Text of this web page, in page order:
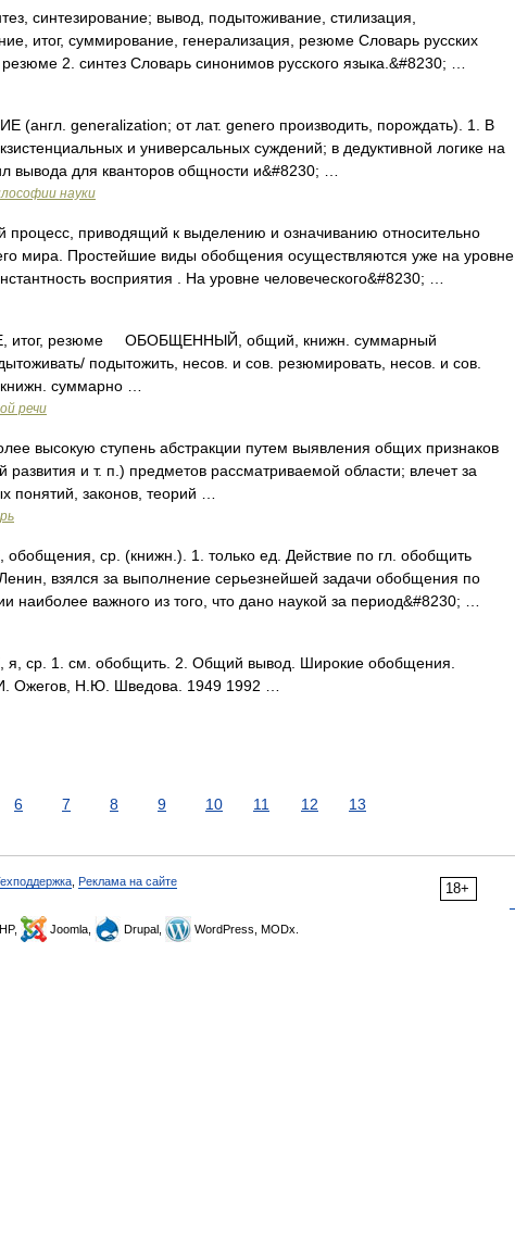
синтезирование; вывод, подытоживание, стилизация,
итог, суммирование, генерализация, резюме Словарь русских
2. синтез Словарь синонимов русского языка.&#8230; …
generalization; от лат. genero производить, порождать). 1. В
и универсальных суждений; в дедуктивной логике на
вывода для кванторов общности и&#8230; …
науки
процесс, приводящий к выделению и означиванию относительно
мира. Простейшие виды обобщения осуществляются уже на уровне
восприятия . На уровне человеческого&#8230; …
резюме ОБОБЩЕННЫЙ, общий, книжн. суммарный
подытожить, несов. и сов. резюмировать, несов. и сов.
суммарно …
речи
высокую ступень абстракции путем выявления общих признаков
развития и т. п.) предметов рассматриваемой области; влечет за
понятий, законов, теорий …
ср. (книжн.). 1. только ед. Действие по гл. обобщить
взялся за выполнение серьезнейшей задачи обобщения по
наиболее важного из того, что дано наукой за период&#8230; …
ср. 1. см. обобщить. 2. Общий вывод. Широкие обобщения.
Ожегов, Н.Ю. Шведова. 1949 1992 …
6 7 8 9 10 11 12 13
18+
Реклама на сайте
Joomla, Drupal, WordPress, MODx.